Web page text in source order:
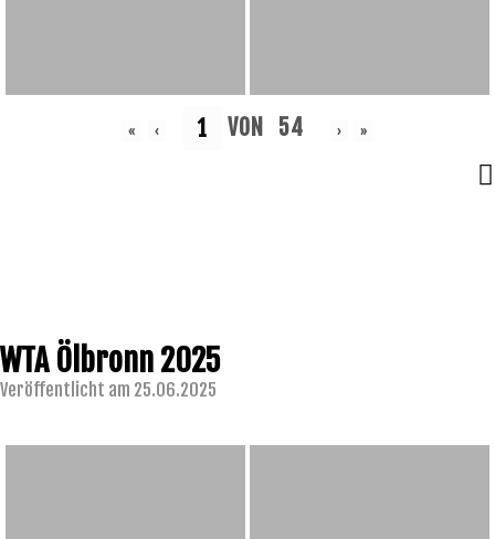
« ‹ VON 54 › »
WTA Ölbronn 2025
Veröffentlicht am 25.06.2025